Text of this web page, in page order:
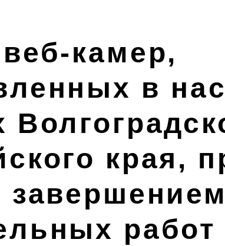
камер,
в
края,
завершением
работ